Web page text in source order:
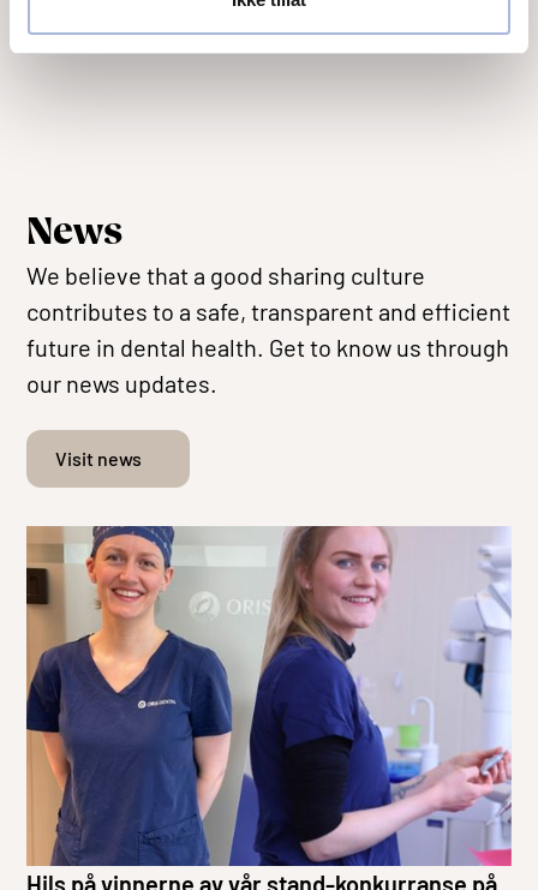
News
We believe that a good sharing culture
contributes to a safe, transparent and efficient
future in dental health. Get to know us through
our news updates.
Visit news
Hils på vinnerne av vår stand-konkurranse på